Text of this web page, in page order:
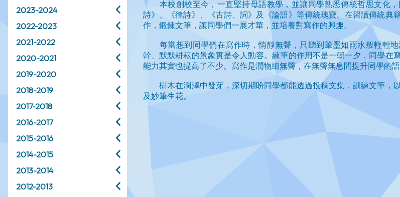
2023-2024
2022-2023
2021-2022
2020-2021
2019-2020
2018-2019
2017-2018
2016-2017
2015-2016
2014-2015
2013-2014
2012-2013